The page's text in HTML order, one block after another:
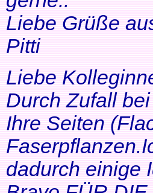
Liebe Grüße
Pitti
Liebe
Durch Zufall
Ihre Seiten
dadurch einige